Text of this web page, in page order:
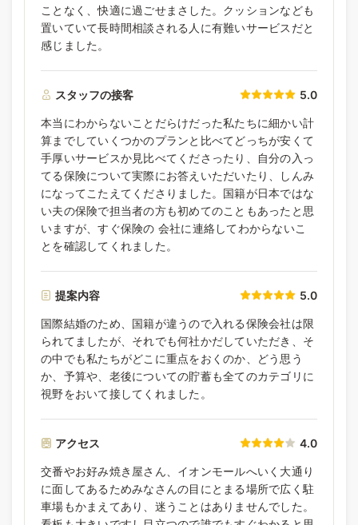
ことなく、快適に過ごせまさした。クッションなども
置いていて長時間相談される人に有難いサービスだと
感じました。
スタッフの接客 5.0
本当にわからないことだらけだった私たちに細かい計
算までしていくつかのプランと比べてどっちが安くて
手厚いサービスか見比べてくださったり、自分の入っ
てる保険について実際にお答えいただいたり、しんみ
になってこたえてくださりました。国籍が日本ではな
い夫の保険で担当者の方も初めてのこともあったと思
いますが、すぐ保険の 会社に連絡してわからないこ
とを確認してくれました。
提案内容 5.0
国際結婚のため、国籍が違うので入れる保険会社は限
られてましたが、それでも何社かだしていただき、そ
の中でも私たちがどこに重点をおくのか、どう思う
か、予算や、老後についての貯蓄も全てのカテゴリに
視野をおいて接してくれました。
アクセス 4.0
交番やお好み焼き屋さん、イオンモールへいく大通り
に面してあるためみなさんの目にとまる場所で広く駐
車場もかまえてあり、迷うことはありませんでした。